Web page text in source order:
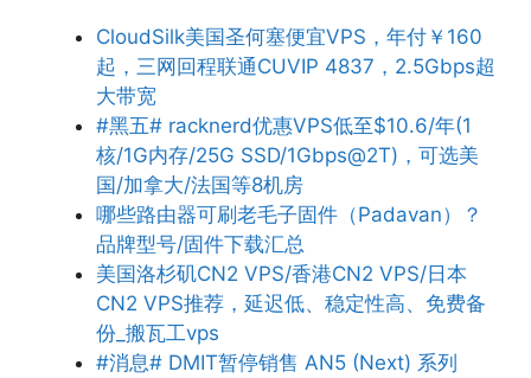
CloudSilk美国圣何塞便宜VPS，年付￥160
起，三网回程联通CUVIP 4837，2.5Gbps超
大带宽
#黑五# racknerd优惠VPS低至$10.6/年(1
核/1G内存/25G SSD/1Gbps@2T)，可选美
国/加拿大/法国等8机房
哪些路由器可刷老毛子固件（Padavan）？
品牌型号/固件下载汇总
美国洛杉矶CN2 VPS/香港CN2 VPS/日本
CN2 VPS推荐，延迟低、稳定性高、免费备
份_搬瓦工vps
#消息# DMIT暂停销售 AN5 (Next) 系列